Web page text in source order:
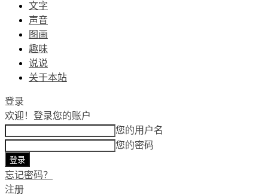
文字
声音
图画
趣味
说说
关于本站
登录
欢迎！ 登录您的账户
您的用户名
您的密码
忘记密码？
注册